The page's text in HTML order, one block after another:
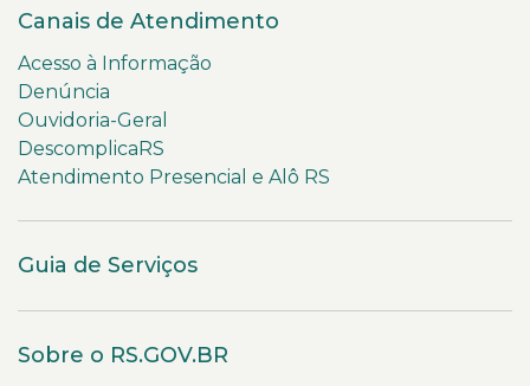
Canais de Atendimento
Acesso à Informação
Denúncia
Ouvidoria-Geral
DescomplicaRS
Atendimento Presencial e Alô RS
Guia de Serviços
Sobre o RS.GOV.BR